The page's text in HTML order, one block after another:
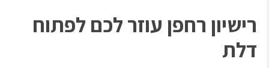
רישיון רחפן עוזר לכם לפתוח
דלת